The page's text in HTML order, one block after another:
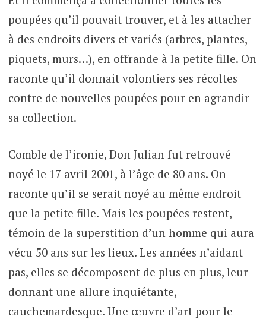
poupées qu’il pouvait trouver, et à les attacher
à des endroits divers et variés (arbres, plantes,
piquets, murs…), en offrande à la petite fille. On
raconte qu’il donnait volontiers ses récoltes
contre de nouvelles poupées pour en agrandir
sa collection.
Comble de l’ironie, Don Julian fut retrouvé
noyé le 17 avril 2001, à l’âge de 80 ans. On
raconte qu’il se serait noyé au même endroit
que la petite fille. Mais les poupées restent,
témoin de la superstition d’un homme qui aura
vécu 50 ans sur les lieux. Les années n’aidant
pas, elles se décomposent de plus en plus, leur
donnant une allure inquiétante,
cauchemardesque. Une œuvre d’art pour le